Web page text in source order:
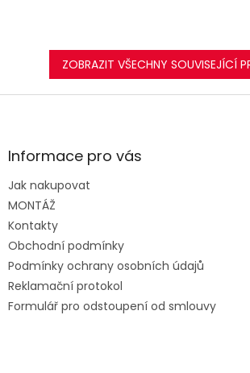
ZOBRAZIT VŠECHNY SOUVISEJÍCÍ
Z
aInformace pro vás
Jak nakupovat
MONTÁŽ
Kontakty
Obchodní podmínky
Podmínky ochrany osobních údajů
Reklamační protokol
Formulář pro odstoupení od smlouvy